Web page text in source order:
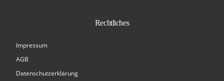
Rechtliches
Impressum
AGB
Datenschutzerklärung